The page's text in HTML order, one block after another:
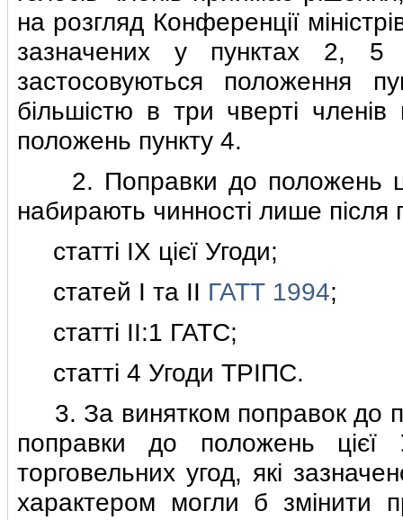
на розгляд Конференцiї
зазначених у пунктах 2, 5
застосовуються положення
бiльшiстю в три чвертi членiв
положень пункту 4.
2. Поправки до положень
набирають чинностi лише пiсля
статтi IX цiєї Угоди;
статей I та II ГАТТ 1994;
статтi II:1 ГАТС;
статтi 4 Угоди ТРIПС.
3. За винятком поправок до
поправки до положень цiєї
торговельних угод, якi
характером могли б змiнити